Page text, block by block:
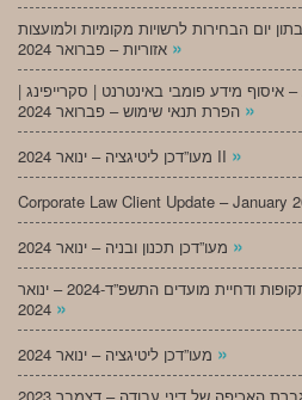
יום הבחירות לרשויות מקומיות ולמועצות
»
– איסוף מידע פומבי באינטרנט | סקרייפינג |
»
מעו”דכן ליטיגציה – ינואר 2024 II »
Corporate Law Client Update – January
»
מעו”דכן רגולציה – צו הארכת תקופות ודחיית מועדים התשפ”ד-2024 – ינואר
»
»